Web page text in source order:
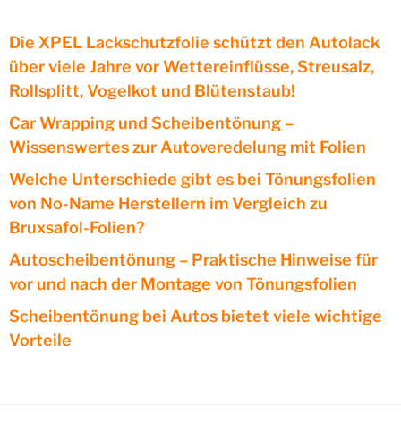
Die XPEL Lackschutzfolie schützt den Autolack
über viele Jahre vor Wettereinflüsse, Streusalz,
Rollsplitt, Vogelkot und Blütenstaub!
Car Wrapping und Scheibentönung –
Wissenswertes zur Autoveredelung mit Folien
Welche Unterschiede gibt es bei Tönungsfolien
von No-Name Herstellern im Vergleich zu
Bruxsafol-Folien?
Autoscheibentönung – Praktische Hinweise für
vor und nach der Montage von Tönungsfolien
Scheibentönung bei Autos bietet viele wichtige
Vorteile